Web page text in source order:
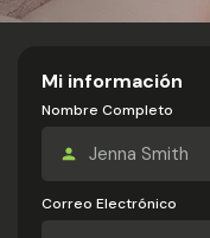
Mi información
Nombre Completo
Correo Electrónico